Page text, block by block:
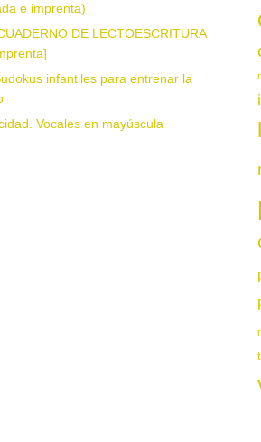
e imprenta)
DE LECTOESCRITURA
infantiles para entrenar la
Vocales en mayúscula